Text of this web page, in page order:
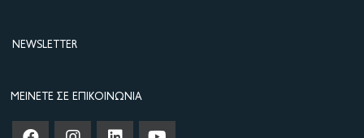
NEWSLETTER
ΜΕΊΝΕΤΕ ΣΕ ΕΠΙΚΟΙΝΩΝΊΑ